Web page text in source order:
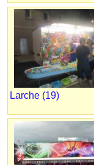
Larche (19)